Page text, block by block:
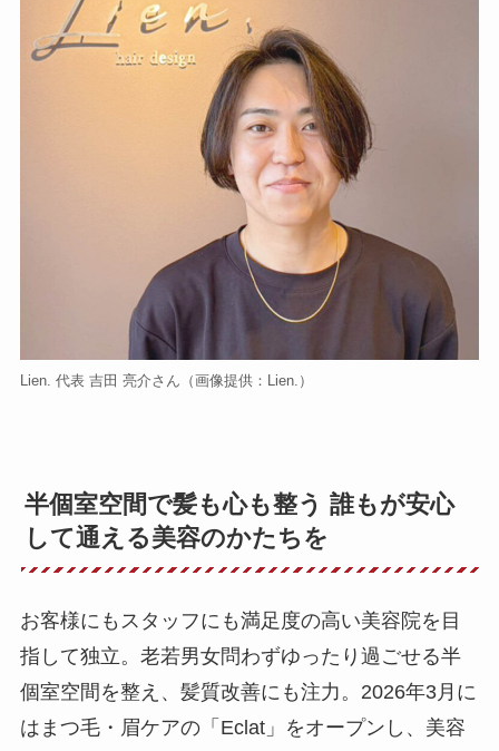
Lien. 代表 吉田 亮介さん（画像提供：Lien.）
半個室空間で髪も心も整う 誰もが安心
して通える美容のかたちを
お客様にもスタッフにも満足度の高い美容院を目
指して独立。老若男女問わずゆったり過ごせる半
個室空間を整え、髪質改善にも注力。2026年3月に
はまつ毛・眉ケアの「Eclat」をオープンし、美容